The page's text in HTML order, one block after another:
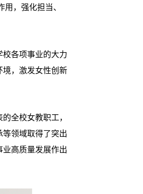
，强化担当、
各项事业的大力
，激发女性创新
全校女教职工，
领域取得了突出
高质量发展作出